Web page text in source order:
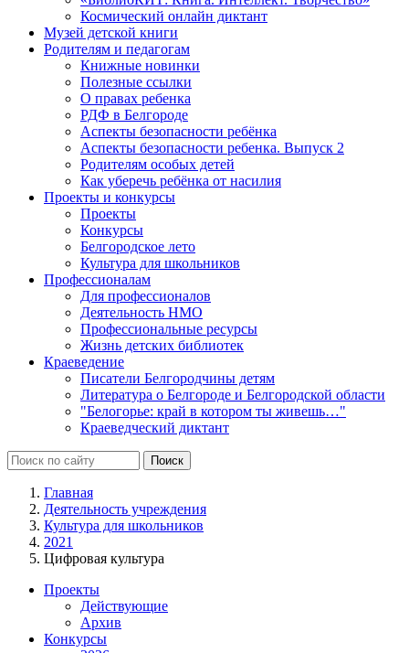
Космический онлайн диктант
Музей детской книги
Родителям и педагогам
Книжные новинки
Полезные ссылки
О правах ребенка
РДФ в Белгороде
Аспекты безопасности ребёнка
Аспекты безопасности ребенка. Выпуск 2
Родителям особых детей
Как уберечь ребёнка от насилия
Проекты и конкурсы
Проекты
Конкурсы
Белгородское лето
Культура для школьников
Профессионалам
Для профессионалов
Деятельность НМО
Профессиональные ресурсы
Жизнь детских библиотек
Краеведение
Писатели Белгородчины детям
Литература о Белгороде и Белгородской области
"Белогорье: край в котором ты живешь…"
Краеведческий диктант
Главная
Деятельность учреждения
Культура для школьников
2021
Цифровая культура
Проекты
Действующие
Архив
Конкурсы